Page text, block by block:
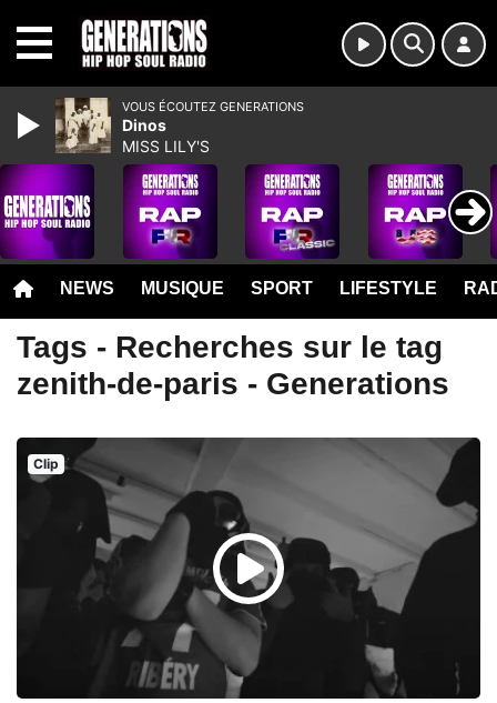
NEWS MUSIQUE SPORT LIFESTYLE
Tags - Recherches sur le tag
zenith-de-paris - Generations
Clip
VOUS ÉCOUTEZ GENERATIONS
Dinos
MISS LILY'S